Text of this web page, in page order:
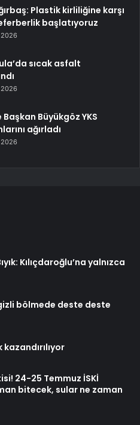
Plastik kirliliğine karşı
başlatıyoruz
sıcak asfalt
Başkan Büyükgöz YKS
ağırladı
Kılıçdaroğlu’na yalnızca
bölmede deste deste
24-25 Temmuz İSKİ
bitecek, sular ne zaman